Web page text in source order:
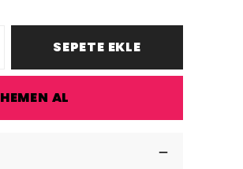
SEPETE EKLE
HEMEN AL